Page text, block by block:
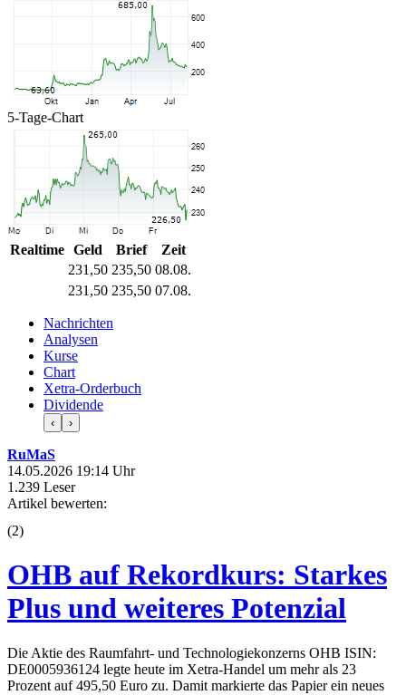
5-Tage-Chart
Realtime Geld Brief
Zeit
231,50 235,50 08.08.
231,50 235,50 07.08.
Nachrichten
Analysen
Kurse
Chart
Xetra-Orderbuch
Dividende
‹ ›
RuMaS
14.05.2026 19:14 Uhr
1.239 Leser
Artikel bewerten:
(2)
OHB auf Rekordkurs: Starkes
Plus und weiteres Potenzial
Die Aktie des Raumfahrt- und Technologiekonzerns OHB ISIN:
DE0005936124 legte heute im Xetra-Handel um mehr als 23
Prozent auf 495,50 Euro zu. Damit markierte das Papier ein neues